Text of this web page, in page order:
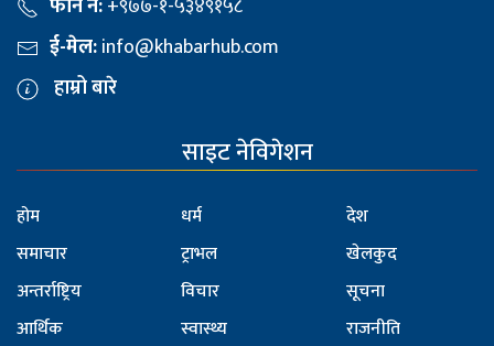
फोन नं:+९७७-१-५३४९१५८
ई-मेल:info@khabarhub.com
हाम्रो बारे
साइट नेविगेशन
होम
समाचार
अन्तर्राष्ट्रिय
आर्थिक
धर्म
ट्राभल
विचार
स्वास्थ्य
देश
खेलकुद
सूचना
राजनीति